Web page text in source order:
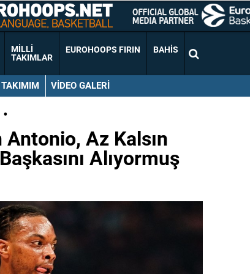
MILLI
TAKIMLAR
EUROHOOPS FIRIN BAHIS
VIDEO GALERI
•
Az Kalsın
Alıyormuş